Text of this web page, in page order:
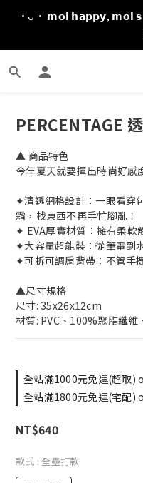
·ᴗ· 𝗺𝗼𝗶 𝗵𝗮𝗽𝗽𝘆, 𝗺𝗼𝗶
PERCENTAGE
▲ 商品特色
今年夏天就要揮出時尚好感
✦清透網格設計：一眼看穿
霜，找東西不再手忙腳亂！
✦ EVA厚實材質：擁有柔軟
✦大容量超能裝：從筆電到
✦可拆可調肩背帶：不管手
▲尺寸規格
尺寸: 35x26x12cm
材質: PVC、100%聚脂纖維
全站滿1000元免運(超取)
全站滿1800元免運(宅配)
NT$640
款式 : 全壘打款